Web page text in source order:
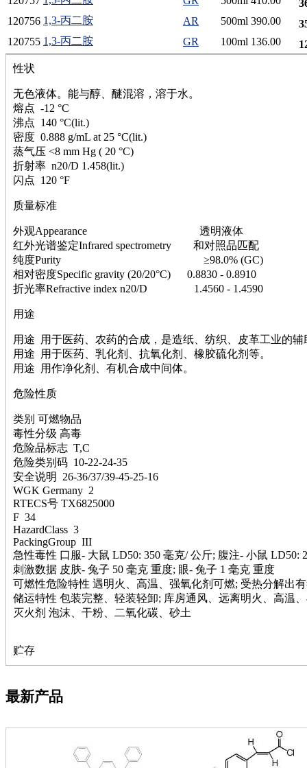
镁
锰
硅烷
酰氯
醚
脒
钠
钼
萘
铌
脲
镍
宁
铍
嘌呤
其它
铅
嗪
炔
筛
砷
石
试纸
锶
松
素
酸
钛
钽
碳
糖
锑
铁
铜
酮
烷
温
肟
钨
烯
锌
溴
120756 1,3-丙二胺 AR 500ml 390.00
120755 1,3-丙二胺 GR 100ml 136.00
性状
无色液体。能与醇、醚混溶，溶于水。
熔点 -12 °C
沸点 140 °C(lit.)
密度 0.888 g/mL at 25 °C(lit.)
蒸气压 <8 mm Hg ( 20 °C)
折射率 n20/D 1.458(lit.)
闪点 120 °F
质量标准
外观Appearance 透明液体
红外光谱鉴定Infrared spectrometry 和对照品匹配
纯度Purity ≥98.0% (GC)
相对密度Specific gravity (20/20°C) 0.8830 - 0.8910
折光率Refractive index n20/D 1.4560 - 1.4590
用途
用途 用于医药、农药的合成，是造纸、纺织、皮革工业的
用途 用于医药、乳化剂、抗氧化剂、橡胶硫化剂等。
用途 用作净化剂、有机合成中间体。
危险性质
类别 可燃物品
毒性分级 高毒
危险品标志 T,C
危险类别码 10-22-24-35
安全说明 26-36/37/39-45-25-16
WGK Germany 2
RTECS号 TX6825000
F 34
HazardClass 3
PackingGroup III
急性毒性 口服- 大鼠 LD50: 350 毫克/ 公斤; 腹注- 小鼠 LD50:
刺激数据 皮肤- 兔子 50 毫克 重度; 眼- 兔子 1 毫克 重度
可燃性危险特性 遇明火、高温、强氧化剂可燃; 受热分解出
储运特性 包装完整、轻装轻卸; 库房通风、远离明火、高温
灭火剂 泡沫、干粉、二氧化碳、砂土
贮存
最新产品